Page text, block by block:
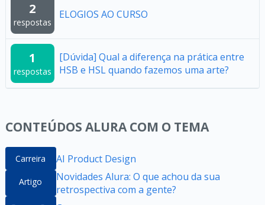
2
respostas
ELOGIOS AO CURSO
1
respostas
[Dúvida] Qual a diferença na prática entre
HSB e HSL quando fazemos uma arte?
CONTEÚDOS ALURA COM O TEMA
Carreira AI Product Design
Artigo
Novidades Alura: O que achou da sua
retrospectiva com a gente?